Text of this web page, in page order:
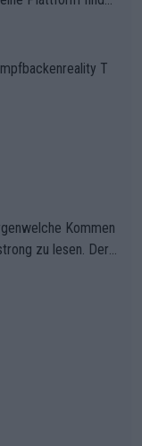
T
Kommen
zu lesen. Der